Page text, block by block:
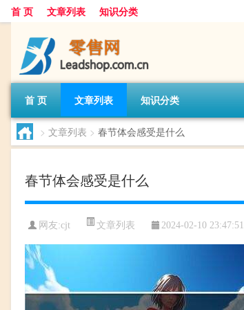
首 页 文章列表 知识分类
首 页 文章列表 知识分类
> 文章列表 > 春节体会感受是什么
春节体会感受是什么
网友:cjt 文章列表 2024-02-10 23:47:51